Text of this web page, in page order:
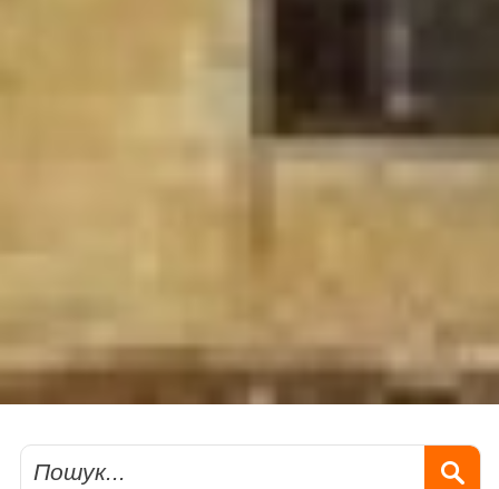
Пошук